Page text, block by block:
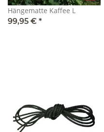
Hängematte Kaffee L
99,95 € *